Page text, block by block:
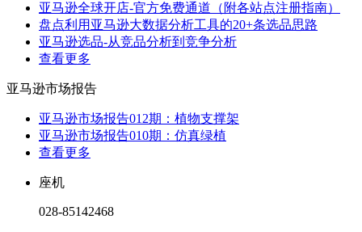
亚马逊全球开店-官方免费通道（附各站点注册指南）
盘点利用亚马逊大数据分析工具的20+条选品思路
亚马逊选品-从竞品分析到竞争分析
查看更多
亚马逊市场报告
亚马逊市场报告012期：植物支撑架
亚马逊市场报告010期：仿真绿植
查看更多
座机
028-85142468